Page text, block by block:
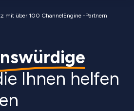
mit über 100 ChannelEngine -Partnern
Ihnen helfen